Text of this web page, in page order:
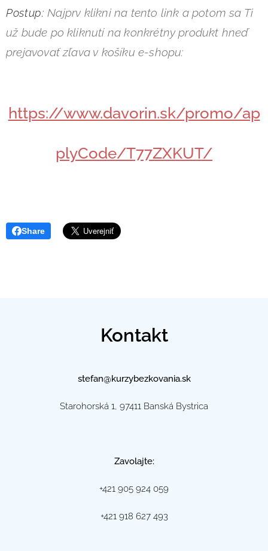
Postup: Najprv klikni na tento link a potom sa Ti
už bude po kliknutí na konkrétny produkt hneď
prejavovať zľava v košíku e-shopu:
https://www.davorin.sk/promo/ap
plyCode/T77ZXKUT/
Share
Kontakt
stefan@kurzybezkovania.sk
Starohorská 1, 97411 Banská Bystrica
Zavolajte:
+421 905 924 059
+421 918 627 493